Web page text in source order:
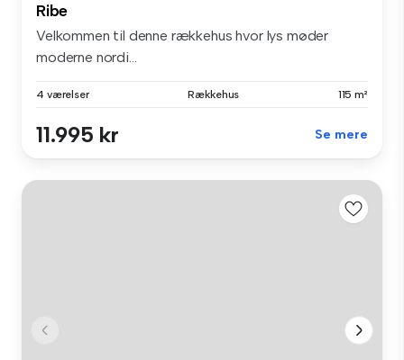
Ribe
Velkommen til denne rækkehus hvor lys møder
moderne nordi...
4 værelser Rækkehus 115 m²
11.995 kr Se mere